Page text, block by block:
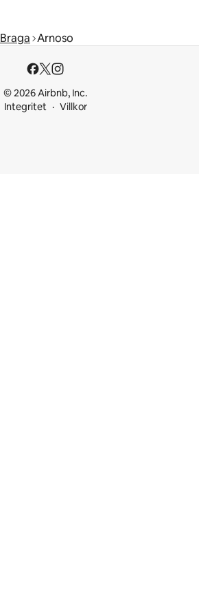
Braga Arnoso
© 2026 Airbnb, Inc.
Integritet
Villkor